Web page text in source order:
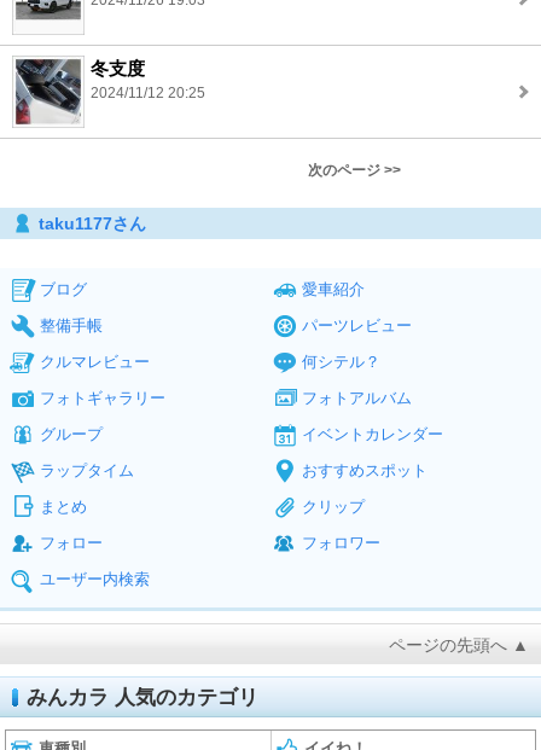
冬支度
2024/11/12 20:25
次のページ >>
taku1177さん
ブログ
愛車紹介
整備手帳
パーツレビュー
クルマレビュー
何シテル？
フォトギャラリー
フォトアルバム
グループ
イベントカレンダー
ラップタイム
おすすめスポット
まとめ
クリップ
フォロー
フォロワー
ユーザー内検索
ページの先頭へ ▲
みんカラ 人気のカテゴリ